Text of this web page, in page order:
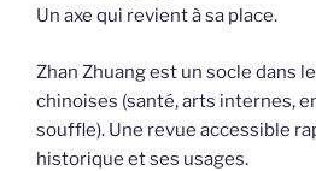
Un axe qui revient à sa place.
Zhan Zhuang est un socle dans
chinoises (santé, arts internes,
souffle). Une revue accessible
historique et ses usages.